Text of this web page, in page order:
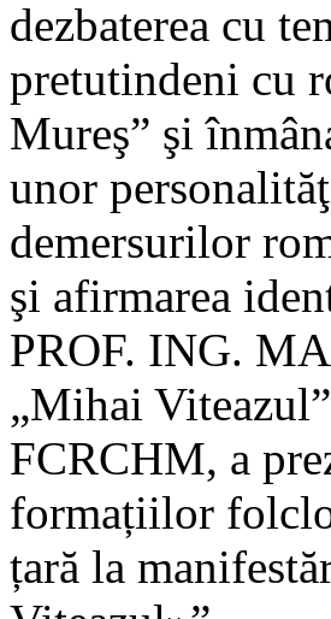
dezbaterea cu
pretutindeni cu
Mureş” şi
unor
demersurilor
şi afirmarea
PROF. ING.
„Mihai
FCRCHM, a
formațiilor
țară la